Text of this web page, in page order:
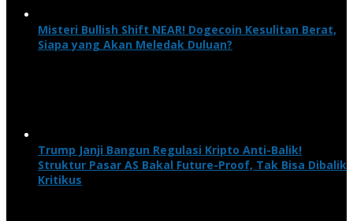
Misteri Bullish Shift NEAR! Dogecoin Kesulitan Berat,
Siapa yang Akan Meledak Duluan?
Trump Janji Bangun Regulasi Kripto Anti-Balik!
Struktur Pasar AS Bakal Future-Proof, Tak Bisa Dibalik
Kritikus